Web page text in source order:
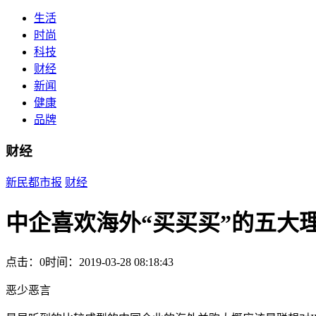
生活
时尚
科技
财经
新闻
健康
品牌
财经
新民都市报 财经
中企喜欢海外“买买买”的五大
点击：0时间：2019-03-28 08:18:43
恶少恶言